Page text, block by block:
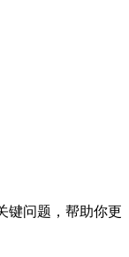
键问题，帮助你更